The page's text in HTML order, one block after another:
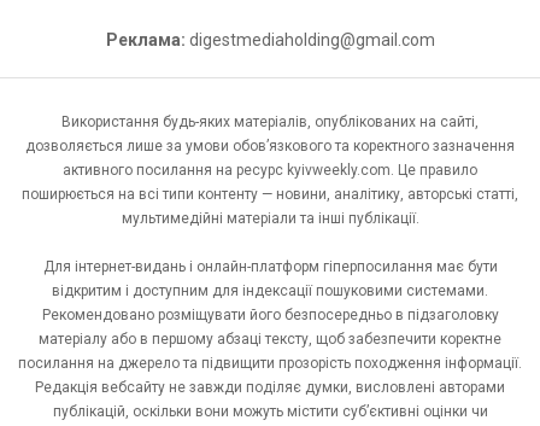
Реклама: digestmediaholding@gmail.com
Використання будь-яких матеріалів, опублікованих на сайті,
дозволяється лише за умови обов’язкового та коректного зазначення
активного посилання на ресурс kyivweekly.com. Це правило
поширюється на всі типи контенту — новини, аналітику, авторські статті,
мультимедійні матеріали та інші публікації.
Для інтернет-видань і онлайн-платформ гіперпосилання має бути
відкритим і доступним для індексації пошуковими системами.
Рекомендовано розміщувати його безпосередньо в підзаголовку
матеріалу або в першому абзаці тексту, щоб забезпечити коректне
посилання на джерело та підвищити прозорість походження інформації.
Редакція вебсайту не завжди поділяє думки, висловлені авторами
публікацій, оскільки вони можуть містити суб’єктивні оцінки чи